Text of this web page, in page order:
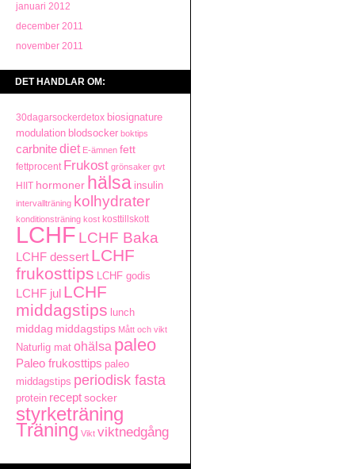
januari 2012
december 2011
november 2011
DET HANDLAR OM:
30dagarsockerdetox biosignature
modulation blodsocker boktips
carbnitediet E-ämnen fett
fettprocent Frukost grönsaker gvt
HIIT hormoner hälsa insulin
intervallträning kolhydrater
konditionsträning kost kosttillskott
LCHF LCHF Baka
LCHF dessert LCHF
frukosttips LCHF godis
LCHF jul LCHF
middagstips lunch
middag middagstips Mått och vikt
Naturlig mat ohälsa paleo
Paleo frukosttips paleo
middagstips periodisk fasta
protein recept socker
styrketräning
Träning Vikt viktnedgång